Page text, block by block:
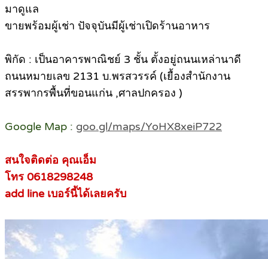
มาดูแล
ขายพร้อมผู้เช่า ปัจจุบันมีผู้เช่าเปิดร้านอาหาร
พิกัด : เป็นอาคารพาณิชย์ 3 ชั้น ตั้งอยู่ถนนเหล่านาดี
ถนนหมายเลข 2131 บ.พรสวรรค์ (เยื้องสำนักงาน
สรรพากรพื้นที่ขอนแก่น ,ศาลปกครอง )
Google Map : goo.gl/maps/YoHX8xeiP722
สนใจติดต่อ คุณเอ็ม
โทร 0618298248
add line เบอร์นี้ได้เลยครับ